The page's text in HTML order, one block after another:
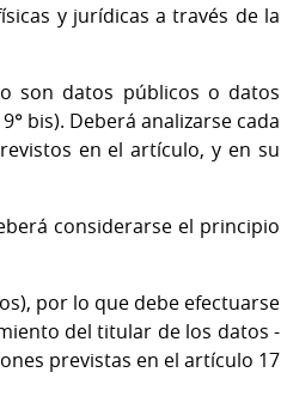
y jurídicas a través de la
son datos públicos o datos
bis). Deberá analizarse cada
en el artículo, y en su
considerarse el principio
por lo que debe efectuarse
del titular de los datos -
previstas en el artículo 17